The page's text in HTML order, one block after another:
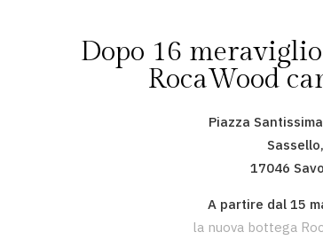
Dopo 16
RocaWood
Piazza
Sassello,
17046
A partire dal 15
la nuova bottega